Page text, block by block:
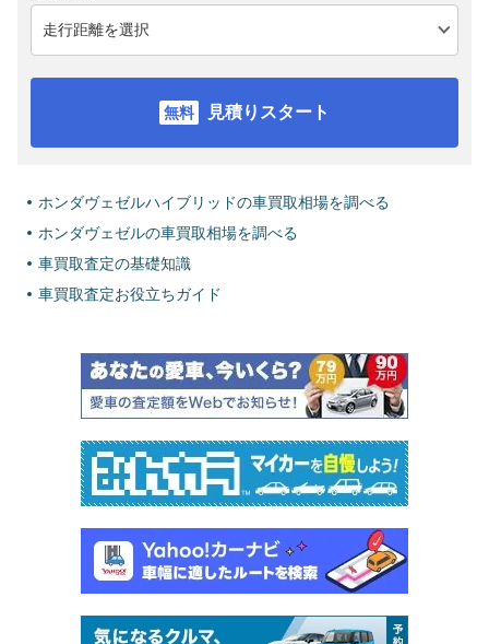
見積りスタート
ホンダヴェゼルハイブリッドの車買取相場を調べる
ホンダヴェゼルの車買取相場を調べる
車買取査定の基礎知識
車買取査定お役立ちガイド